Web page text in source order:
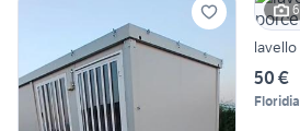
6
50 €
Floridia